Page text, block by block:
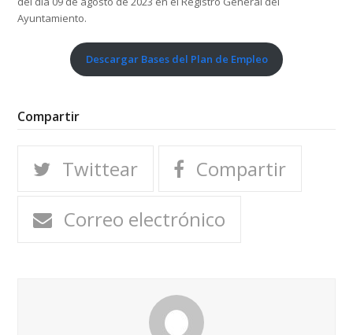
Ayuntamiento.
Descargar Bases del Plan de Empleo
Compartir
Twittear
Compartir
Correo electrónico